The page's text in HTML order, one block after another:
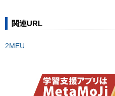
関連URL
2MEU